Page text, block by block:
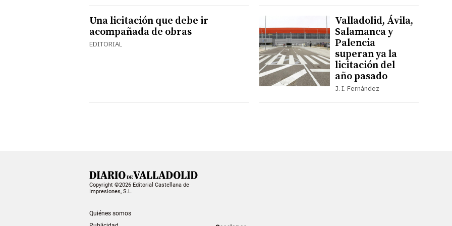
Una licitación que debe ir
acompañada de obras
EDITORIAL
Valladolid, Ávila,
Salamanca y
Palencia
superan ya la
licitación del
año pasado
J. I. Fernández
Copyright ©2026 Editorial Castellana de
Impresiones, S.L.
Quiénes somos